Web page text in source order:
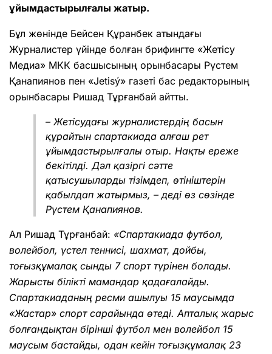
ұйымдастырылғалы жатыр.
Бұл жөнінде Бейсен Құранбек атындағы
Журналистер үйінде болған брифингте «Жетісу
Медиа» МКК басшысының орынбасары Рүстем
Қанапиянов пен «Jetіsý» газеті бас редакторының
орынбасары Ришад Тұрғанбай айтты.
– Жетісудағы журналистердің басын
құрайтын спартакиада алғаш рет
ұйымдастырылғалы отыр. Нақты ереже
бекітілді. Дәл қазіргі сәтте
қатысушыларды тізімдеп, өтініштерін
қабылдап жатырмыз, – деді өз сөзінде
Рүстем Қанапиянов.
Ал Ришад Тұрғанбай: «Спартакиада футбол,
волейбол, үстел теннисі, шахмат, дойбы,
тоғызқұмалақ сынды 7 спорт түрінен болады.
Жарысты білікті мамандар қадағалайды.
Спартакиаданың ресми ашылуы 15 маусымда
«Жастар» спорт сарайында өтеді. Апталық жарыс
болғандықтан бірінші футбол мен волейбол 15
маусым бастайды, одан кейін тоғызқұмалақ 23